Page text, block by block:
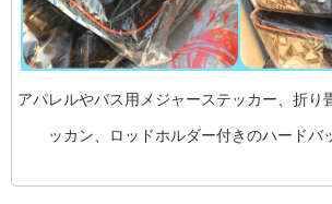
アパレルやバス用メジャーステッカー、折り
ッカン、ロッドホルダー付きのハードバ